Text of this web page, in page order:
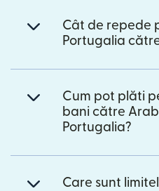
Cât de repede
Portugalia
Cum pot plăti
bani către
Portugalia?
Care sunt